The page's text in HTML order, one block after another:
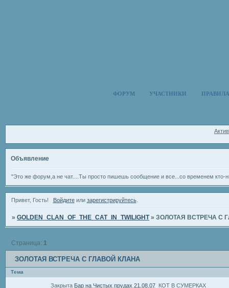
ФОРУМ УЧАСТНИКИ ПРАВИЛА
Объявление
"Это же форум,а не чат....Ты просто пишешь сообщение и все...со временем
Привет, Гость! Войдитеили зарегистрируйтесь.
»GOLDEN_CLAN_OF_THE_CAT_IN_TWILIGHT »ЗОЛОТАЯ ВСТРЕЧА С
ЗОЛОТАЯ ВСТРЕЧА С ГЛАВОЙ КЛАНА
Страница: 1
Тема
Закрыта Бар на Чистых прудах 21.08.07 КОТ В СУМЕРКАХ